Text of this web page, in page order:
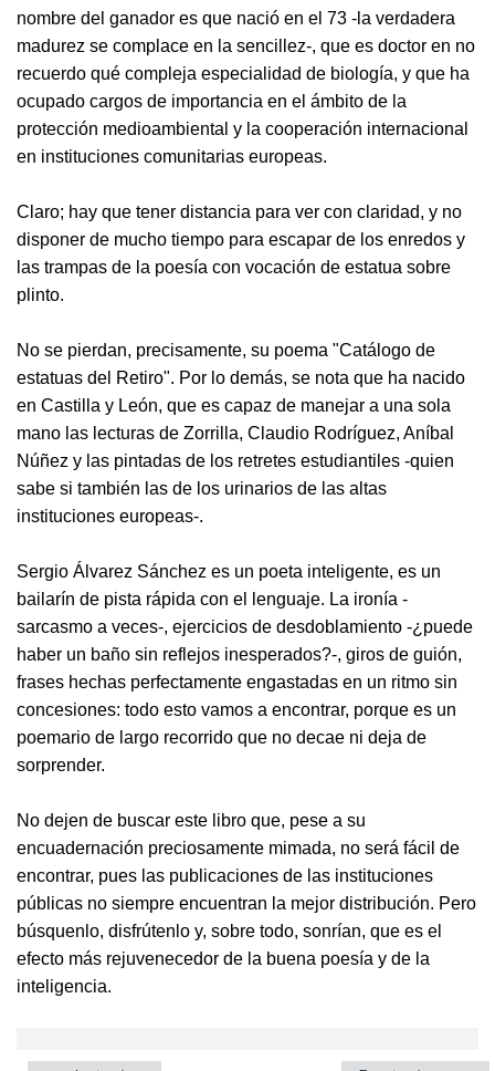
nombre del ganador es que nació en el 73 -la verdadera
madurez se complace en la sencillez-, que es doctor en no
recuerdo qué compleja especialidad de biología, y que ha
ocupado cargos de importancia en el ámbito de la
protección medioambiental y la cooperación internacional
en instituciones comunitarias europeas.
Claro; hay que tener distancia para ver con claridad, y no
disponer de mucho tiempo para escapar de los enredos y
las trampas de la poesía con vocación de estatua sobre
plinto.
No se pierdan, precisamente, su poema "Catálogo de
estatuas del Retiro". Por lo demás, se nota que ha nacido
en Castilla y León, que es capaz de manejar a una sola
mano las lecturas de Zorrilla, Claudio Rodríguez, Aníbal
Núñez y las pintadas de los retretes estudiantiles -quien
sabe si también las de los urinarios de las altas
instituciones europeas-.
Sergio Álvarez Sánchez es un poeta inteligente, es un
bailarín de pista rápida con el lenguaje. La ironía -
sarcasmo a veces-, ejercicios de desdoblamiento -¿puede
haber un baño sin reflejos inesperados?-, giros de guión,
frases hechas perfectamente engastadas en un ritmo sin
concesiones: todo esto vamos a encontrar, porque es un
poemario de largo recorrido que no decae ni deja de
sorprender.
No dejen de buscar este libro que, pese a su
encuadernación preciosamente mimada, no será fácil de
encontrar, pues las publicaciones de las instituciones
públicas no siempre encuentran la mejor distribución. Pero
búsquenlo, disfrútenlo y, sobre todo, sonrían, que es el
efecto más rejuvenecedor de la buena poesía y de la
inteligencia.